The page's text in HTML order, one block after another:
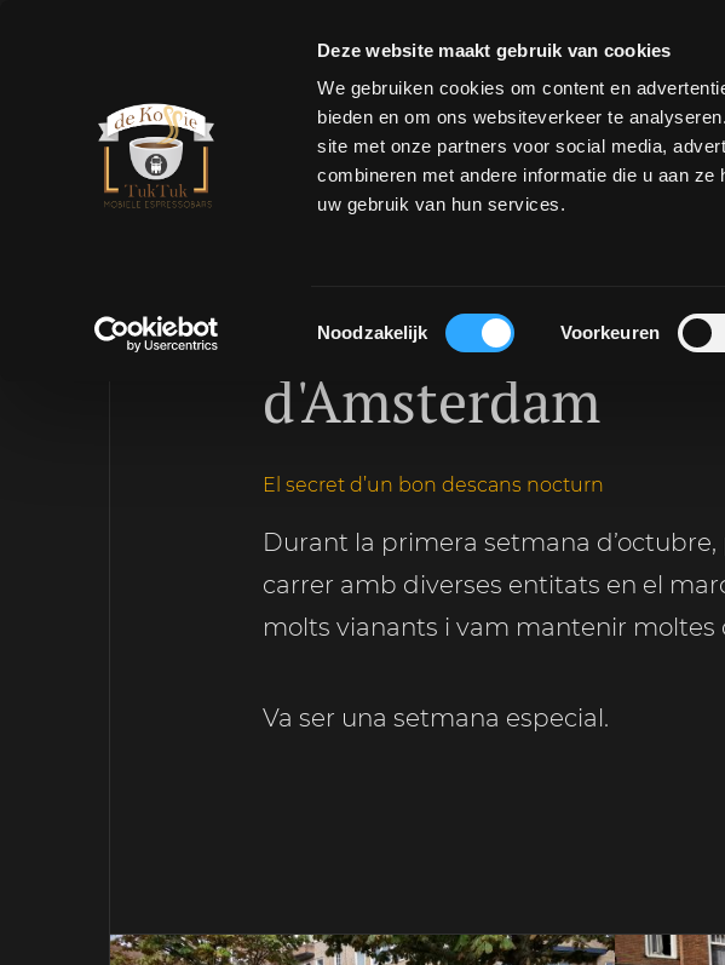
Deze website maakt gebruik van cookies
We gebruiken cookies om content en
bieden en om ons websiteverkeer te
site met onze partners voor social media,
combineren met andere informatie die u aan
uw gebruik van hun services.
Toestemmingsselectie
Noodzakelijk Voorkeuren
Setmana
d'Amsterdam
El secret d’un bon descans nocturn
Durant la primera setmana
carrer amb diverses entitats en el
molts vianants i vam mantenir moltes
Va ser una setmana especial.